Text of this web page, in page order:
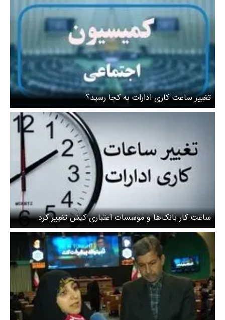
تغییر ساعت کاری ادارات به کجا رسید؟
ساعت کار بانک‌ها و موسسات اعتباری کیش تغییر کرد